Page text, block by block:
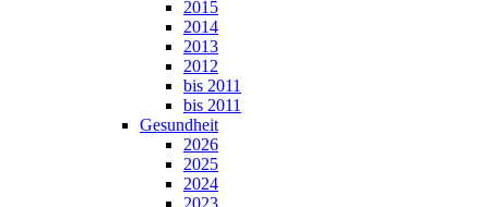
2015
2014
2013
2012
bis 2011
bis 2011
Gesundheit
2026
2025
2024
2023